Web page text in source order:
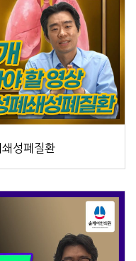
성페질환